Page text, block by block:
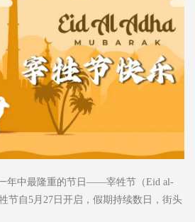
年中最隆重的节日——宰牲节（Eid al-
节自5月27日开启，假期持续数日，街头